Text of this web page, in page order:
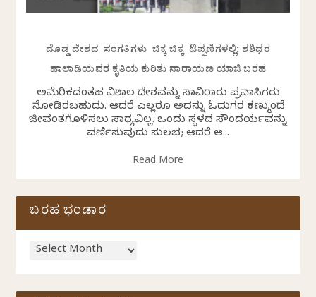
ದೊಡ್ಡ ದೇಶದ ಸಂಗತಿಗಳು ಚಿಕ್ಕ ಚಿಕ್ಕ ಟಿಪ್ಪಣಿಗಳಲ್ಲಿ: ಶಶಿಧರ
ಹಾಲಾಡಿಯವರ ಕೃತಿಯ ಕುರಿತು ನಾರಾಯಣ ಯಾಜಿ ಬರಹ
ಅಮೆರಿಕದಂತಹ ವಿಶಾಲ ದೇಶವನ್ನು ಸಾವಿರಾರು ಪ್ರವಾಸಿಗರು
ನೋಡಿರಬಹುದು. ಆದರೆ ಎಲ್ಲರೂ ಅದನ್ನು ಓದುಗರ ಕಣ್ಮುಂದೆ
ಜೀವಂತಗೊಳಿಸಲು ಸಾಧ್ಯವಿಲ್ಲ. ಒಂದು ಸ್ಥಳದ ಸೌಂದರ್ಯವನ್ನು
ವರ್ಣಿಸುವುದು ಸುಲಭ; ಆದರೆ ಆ...
Read More
ಬರಹ ಭಂಡಾರ